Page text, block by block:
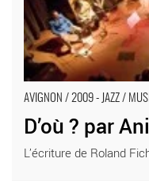
AVIGNON / 2009 - JAZZ /
D’où ? par
L’écriture de Roland